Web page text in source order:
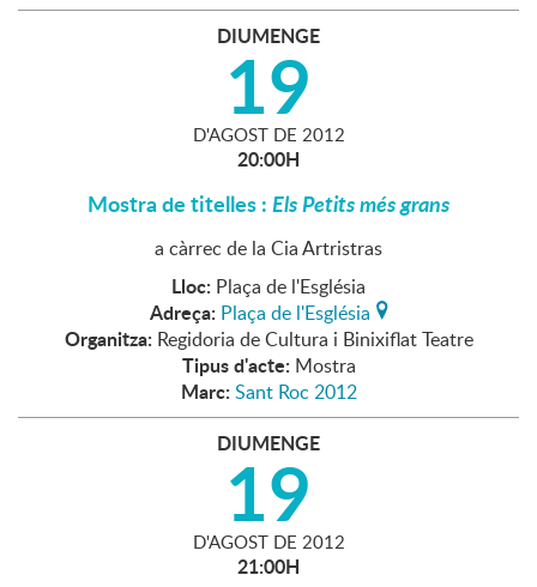
DIUMENGE
19
D'AGOST DE 2012
20:00H
Mostra de titelles :Els Petits més grans
a càrrec de la Cia Artristras
Lloc: Plaça de l'Església
Adreça: Plaça de l'Església
Organitza: Regidoria de Cultura i Binixiflat Teatre
Tipus d'acte: Mostra
Marc: Sant Roc 2012
DIUMENGE
19
D'AGOST DE 2012
21:00H